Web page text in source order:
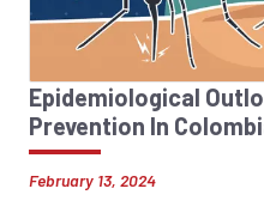
Epidemiological
Prevention In
February 13, 2024